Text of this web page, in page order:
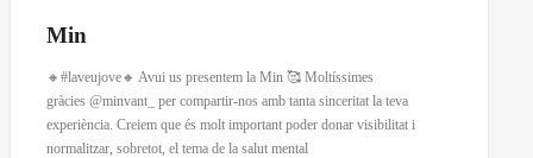
Min
🔸#laveujove🔸 Avui us presentem la Min 🥰 Moltíssimes
gràcies @minvant_ per compartir-nos amb tanta sinceritat la teva
experiència. Creiem que és molt important poder donar visibilitat i
normalitzar, sobretot, el tema de la salut mental